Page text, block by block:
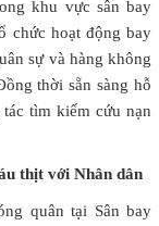
khu vực sân bay
chức hoạt động bay
sự và hàng không
thời sẵn sàng hỗ
tìm kiếm cứu nạn
thịt với Nhân dân
quân tại Sân bay